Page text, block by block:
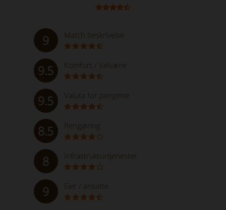
9 Match beskrivelse
9.5 Komfort / Velvære
9.5 Valuta for pengene
8.5 Rengjøring
8 Infrastrukturtjenester
9 Eier / ansatte